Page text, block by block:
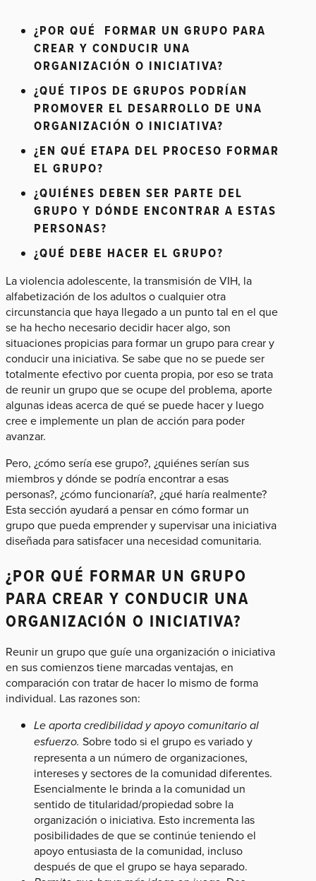
¿POR QUÉ FORMAR UN GRUPO PARA
CREAR Y CONDUCIR UNA
ORGANIZACIÓN O INICIATIVA?
¿QUÉ TIPOS DE GRUPOS PODRÍAN
PROMOVER EL DESARROLLO DE UNA
ORGANIZACIÓN O INICIATIVA?
¿EN QUÉ ETAPA DEL PROCESO FORMAR
EL GRUPO?
¿QUIÉNES DEBEN SER PARTE DEL
GRUPO Y DÓNDE ENCONTRAR A ESTAS
PERSONAS?
¿QUÉ DEBE HACER EL GRUPO?
La violencia adolescente, la transmisión de VIH, la
alfabetización de los adultos o cualquier otra
circunstancia que haya llegado a un punto tal en el que
se ha hecho necesario decidir hacer algo, son
situaciones propicias para formar un grupo para crear y
conducir una iniciativa. Se sabe que no se puede ser
totalmente efectivo por cuenta propia, por eso se trata
de reunir un grupo que se ocupe del problema, aporte
algunas ideas acerca de qué se puede hacer y luego
cree e implemente un plan de acción para poder
avanzar.
Pero, ¿cómo sería ese grupo?, ¿quiénes serían sus
miembros y dónde se podría encontrar a esas
personas?, ¿cómo funcionaría?, ¿qué haría realmente?
Esta sección ayudará a pensar en cómo formar un
grupo que pueda emprender y supervisar una iniciativa
diseñada para satisfacer una necesidad comunitaria.
¿POR QUÉ FORMAR UN GRUPO
PARA CREAR Y CONDUCIR UNA
ORGANIZACIÓN O INICIATIVA?
Reunir un grupo que guíe una organización o iniciativa
en sus comienzos tiene marcadas ventajas, en
comparación con tratar de hacer lo mismo de forma
individual. Las razones son:
Le aporta credibilidad y apoyo comunitario al
esfuerzo. Sobre todo si el grupo es variado y
representa a un número de organizaciones,
intereses y sectores de la comunidad diferentes.
Esencialmente le brinda a la comunidad un
sentido de titularidad/propiedad sobre la
organización o iniciativa. Esto incrementa las
posibilidades de que se continúe teniendo el
apoyo entusiasta de la comunidad, incluso
después de que el grupo se haya separado.